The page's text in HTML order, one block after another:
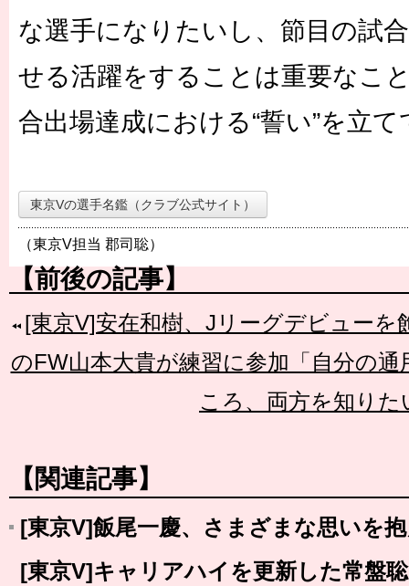
な選手になりたいし、節目の試
せる活躍をすることは重要なこ
合出場達成における“誓い”を立
東京Vの選手名鑑（クラブ公式サイト）
（東京V担当 郡司聡）
【前後の記事】
[東京V]安在和樹、Jリーグデビューを
のFW山本大貴が練習に参加「自分の
ころ、両方を知りた
【関連記事】
[東京V]飯尾一慶、さまざまな思いを
[東京V]キャリアハイを更新した常盤